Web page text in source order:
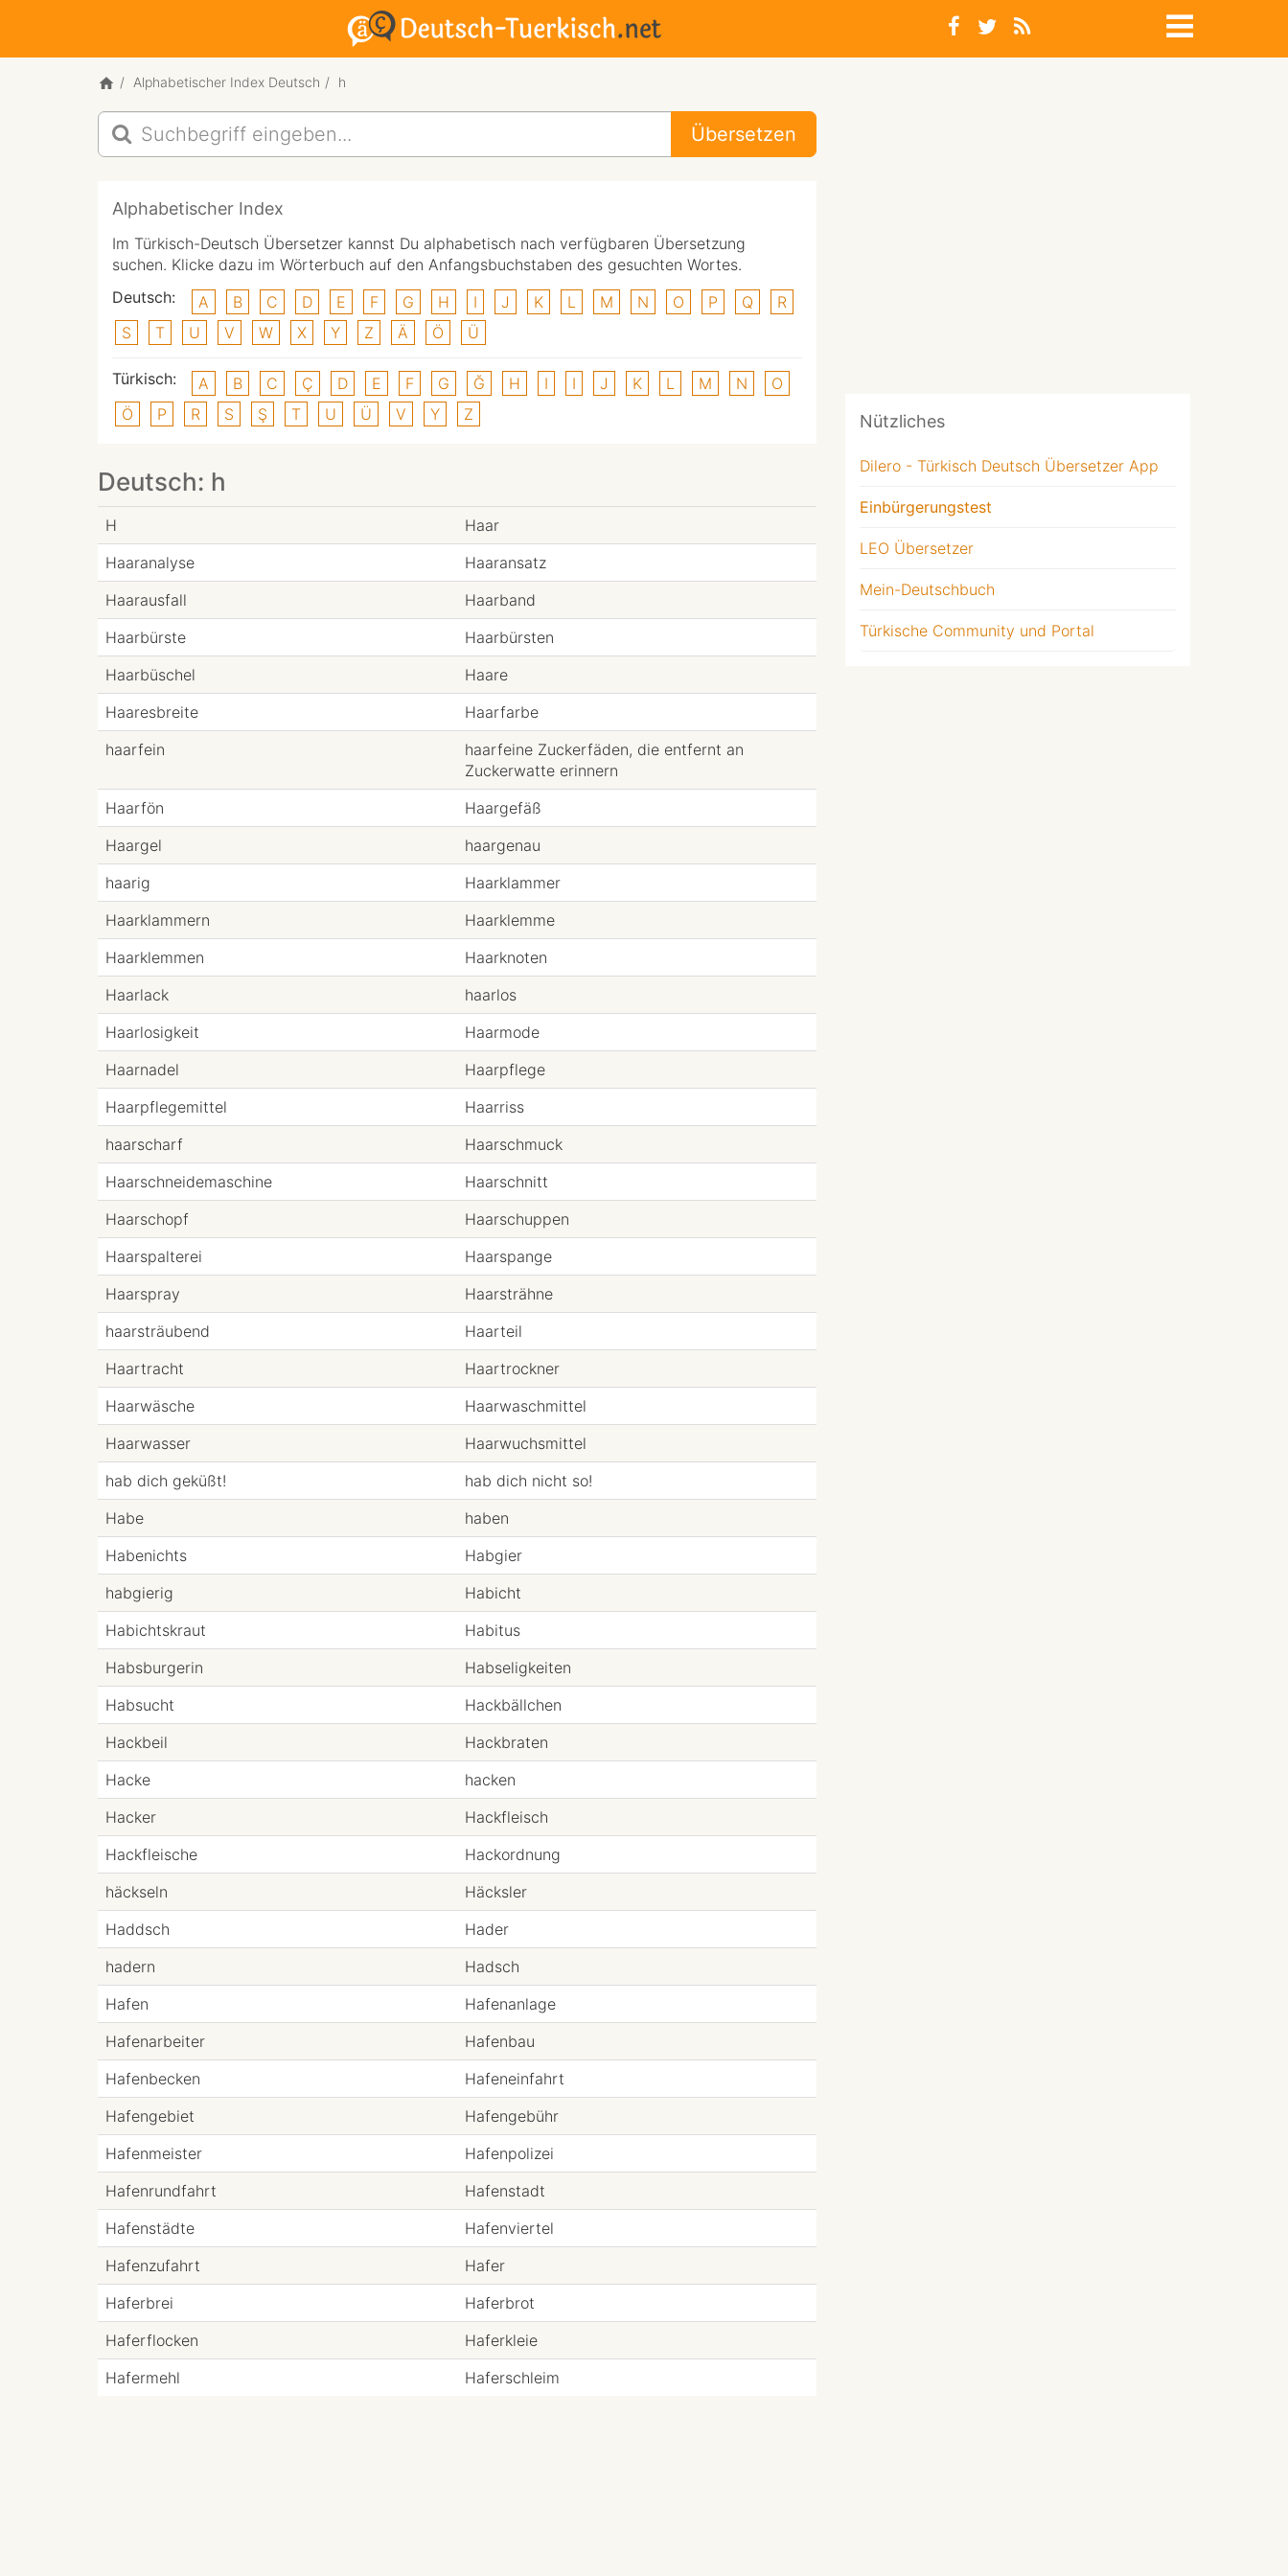
Alphabetischer Index Deutsch h
Übersetzen
Alphabetischer Index
Im Türkisch-Deutsch Übersetzer kannst Du alphabetisch nach verfügbaren Übersetzung
suchen. Klicke dazu im Wörterbuch auf den Anfangsbuchstaben des gesuchten Wortes.
Deutsch:
A B C D E F G H I J K L M N O P Q
R
S
T U V W X Y Z Ä Ö Ü
Türkisch: A B C Ç D E F G Ğ H I I J K L M N
O
Ö
P R S Ş T U Ü V Y Z
Deutsch: h
H
Haar
Haaranalyse
Haaransatz
Haarausfall
Haarband
Haarbürste
Haarbürsten
Haarbüschel
Haare
Haaresbreite
Haarfarbe
haarfein
haarfeine Zuckerfäden, die entfernt an
Zuckerwatte erinnern
Haarfön
Haargefäß
Haargel
haargenau
haarig
Haarklammer
Haarklammern
Haarklemme
Haarklemmen
Haarknoten
Haarlack
haarlos
Haarlosigkeit
Haarmode
Haarnadel
Haarpflege
Haarpflegemittel
Haarriss
haarscharf
Haarschmuck
Haarschneidemaschine
Haarschnitt
Haarschopf
Haarschuppen
Haarspalterei
Haarspange
Haarspray
Haarsträhne
haarsträubend
Haarteil
Haartracht
Haartrockner
Haarwäsche
Haarwaschmittel
Haarwasser
Haarwuchsmittel
hab dich geküßt!
hab dich nicht so!
Habe
haben
Habenichts
Habgier
habgierig
Habicht
Habichtskraut
Habitus
Habsburgerin
Habseligkeiten
Habsucht
Hackbällchen
Hackbeil
Hackbraten
Hacke
hacken
Hacker
Hackfleisch
Hackfleische
Hackordnung
häckseln
Häcksler
Haddsch
Hader
hadern
Hadsch
Hafen
Hafenanlage
Hafenarbeiter
Hafenbau
Hafenbecken
Hafeneinfahrt
Hafengebiet
Hafengebühr
Hafenmeister
Hafenpolizei
Hafenrundfahrt
Hafenstadt
Hafenstädte
Hafenviertel
Hafenzufahrt
Hafer
Haferbrei
Haferbrot
Haferflocken
Haferkleie
Hafermehl
Haferschleim
Nützliches
Dilero - Türkisch Deutsch Übersetzer App
Einbürgerungstest
LEO Übersetzer
Mein-Deutschbuch
Türkische Community und Portal